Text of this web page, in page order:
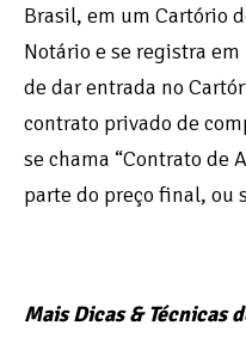
Brasil, em um Cartório
Notário e se registra
de dar entrada no
contrato privado de
se chama “Contrato de
parte do preço final, ou
Mais Dicas & Técnicas